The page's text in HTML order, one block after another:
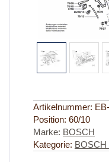
Artikelnummer:
Position: 60/10
Marke: BOSCH
Kategorie: BOSCH